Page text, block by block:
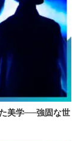
美学──強固な世